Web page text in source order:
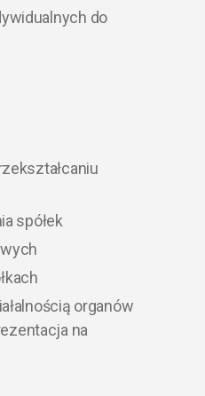
do
spółek
organów
na